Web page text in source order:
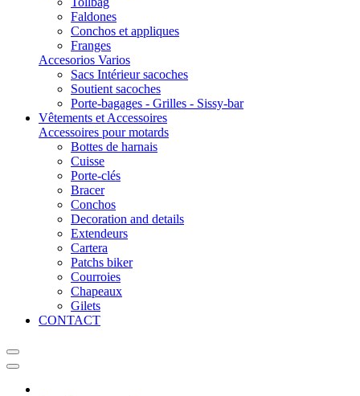
Faldones
Conchos et appliques
Franges
Accesorios Varios
Sacs Intérieur sacoches
Soutient sacoches
Porte-bagages - Grilles - Sissy-bar
Vêtements et Accessoires
Accessoires pour motards
Bottes de harnais
Cuisse
Porte-clés
Bracer
Conchos
Decoration and details
Extendeurs
Cartera
Patchs biker
Courroies
Chapeaux
Gilets
CONTACT